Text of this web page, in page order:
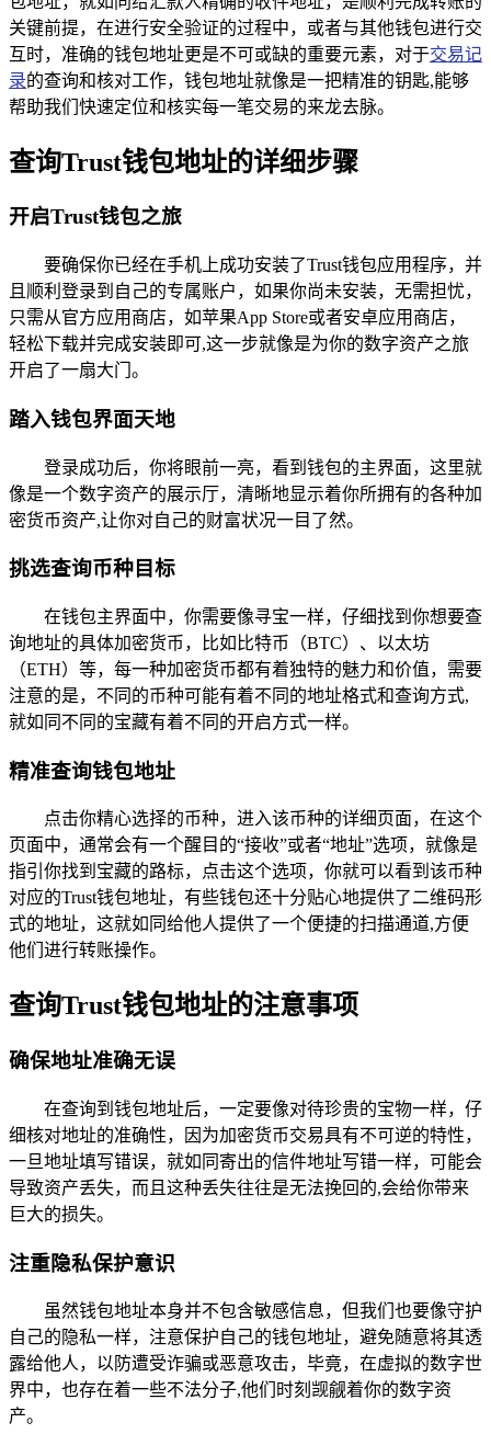
关键前提，在进行安全验证的过程中，或者与其他钱包进行交
互时，准确的钱包地址更是不可或缺的重要元素，对于交易记
录的查询和核对工作，钱包地址就像是一把精准的钥匙,能够
帮助我们快速定位和核实每一笔交易的来龙去脉。
查询Trust钱包地址的详细步骤
开启Trust钱包之旅
要确保你已经在手机上成功安装了Trust钱包应用程序，并
且顺利登录到自己的专属账户，如果你尚未安装，无需担忧，
只需从官方应用商店，如苹果App Store或者安卓应用商店，
轻松下载并完成安装即可,这一步就像是为你的数字资产之旅
开启了一扇大门。
踏入钱包界面天地
登录成功后，你将眼前一亮，看到钱包的主界面，这里就
像是一个数字资产的展示厅，清晰地显示着你所拥有的各种加
密货币资产,让你对自己的财富状况一目了然。
挑选查询币种目标
在钱包主界面中，你需要像寻宝一样，仔细找到你想要查
询地址的具体加密货币，比如比特币（BTC）、以太坊
（ETH）等，每一种加密货币都有着独特的魅力和价值，需要
注意的是，不同的币种可能有着不同的地址格式和查询方式,
就如同不同的宝藏有着不同的开启方式一样。
精准查询钱包地址
点击你精心选择的币种，进入该币种的详细页面，在这个
页面中，通常会有一个醒目的“接收”或者“地址”选项，就像是
指引你找到宝藏的路标，点击这个选项，你就可以看到该币种
对应的Trust钱包地址，有些钱包还十分贴心地提供了二维码形
式的地址，这就如同给他人提供了一个便捷的扫描通道,方便
他们进行转账操作。
查询Trust钱包地址的注意事项
确保地址准确无误
在查询到钱包地址后，一定要像对待珍贵的宝物一样，仔
细核对地址的准确性，因为加密货币交易具有不可逆的特性，
一旦地址填写错误，就如同寄出的信件地址写错一样，可能会
导致资产丢失，而且这种丢失往往是无法挽回的,会给你带来
巨大的损失。
注重隐私保护意识
虽然钱包地址本身并不包含敏感信息，但我们也要像守护
自己的隐私一样，注意保护自己的钱包地址，避免随意将其透
露给他人，以防遭受诈骗或恶意攻击，毕竟，在虚拟的数字世
界中，也存在着一些不法分子,他们时刻觊觎着你的数字资
产。